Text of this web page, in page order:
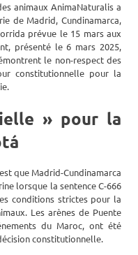
animaux AnimaNaturalis a
de Madrid, Cundinamarca,
prévue le 15 mars aux
présenté le 6 mars 2025,
le non-respect des
constitutionnelle pour la
» pour la
que Madrid-Cundinamarca
lorsque la sentence C-666
conditions strictes pour la
Les arènes de Puente
du Maroc, ont été
constitutionnelle.